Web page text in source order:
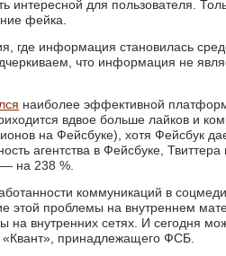
интересной для пользователя.
фейка.
где информация становилась
что информация не
наиболее эффективной
вдвое больше лайков и
на Фейсбуке), хотя Фейсбук
агентства в Фейсбуке,
на 238 %.
коммуникаций в
этой проблемы на внутреннем
на внутренних сетях. И сегодня
принадлежащего ФСБ.